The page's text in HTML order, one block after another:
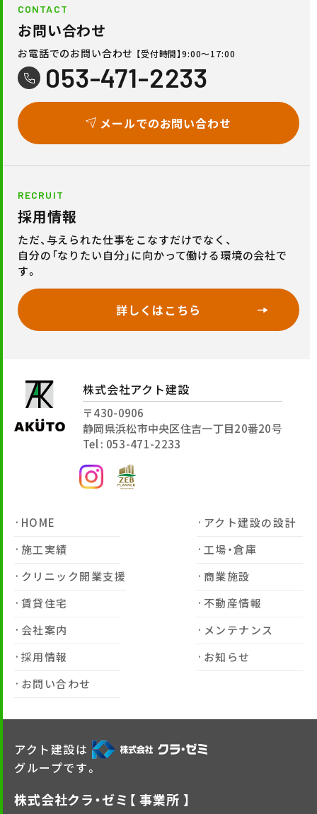
CONTACT
お問い合わせ
お電話でのお問い合わせ 【受付時間】9:00〜17:00
053-471-2233
メールでのお問い合わせ
RECRUIT
採用情報
ただ、与えられた仕事をこなすだけでなく、
自分の「なりたい自分」に向かって働ける環境の会社で
す。
詳しくはこちら
株式会社アクト建設
〒430-0906
静岡県浜松市中央区住吉一丁目20番20号
Tel : 053-471-2233
HOME
アクト建設の設計
施工実績
工場・倉庫
クリニック開業支援
商業施設
賃貸住宅
不動産情報
会社案内
メンテナンス
採用情報
お知らせ
お問い合わせ
アクト建設は
グループです。
株式会社クラ・ゼミ【 事業所 】